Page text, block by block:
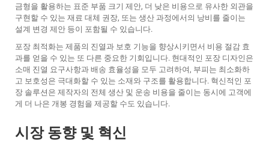
금형을 활용하는 표준 부품 크기 제안, 더 낮은 비용으로 유사한 외관을
구현할 수 있는 재료 대체 권장, 또는 생산 과정에서의 낭비를 줄이는
설계 변경 제안 등이 포함될 수 있습니다.
포장 최적화는 제품의 진열과 보호 기능을 향상시키면서 비용 절감 효
과를 얻을 수 있는 또 다른 중요한 기회입니다. 현대적인 포장 디자인은
소매 진열 요구사항과 배송 효율성을 모두 고려하여, 부피는 최소화하
고 보호성은 극대화할 수 있는 소재와 구조를 활용합니다. 혁신적인 포
장 솔루션은 제작자의 전체 생산 및 운송 비용을 줄이는 동시에 고객에
게 더 나은 개봉 경험을 제공할 수도 있습니다.
시장 동향 및 혁신